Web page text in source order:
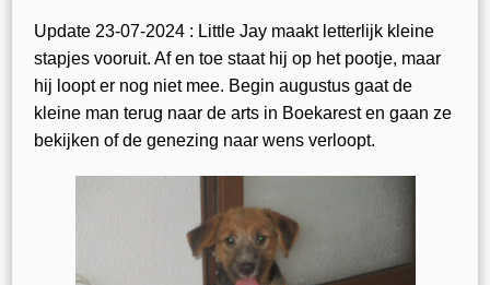
Update 23-07-2024 : Little Jay maakt letterlijk kleine
stapjes vooruit. Af en toe staat hij op het pootje, maar
hij loopt er nog niet mee. Begin augustus gaat de
kleine man terug naar de arts in Boekarest en gaan ze
bekijken of de genezing naar wens verloopt.